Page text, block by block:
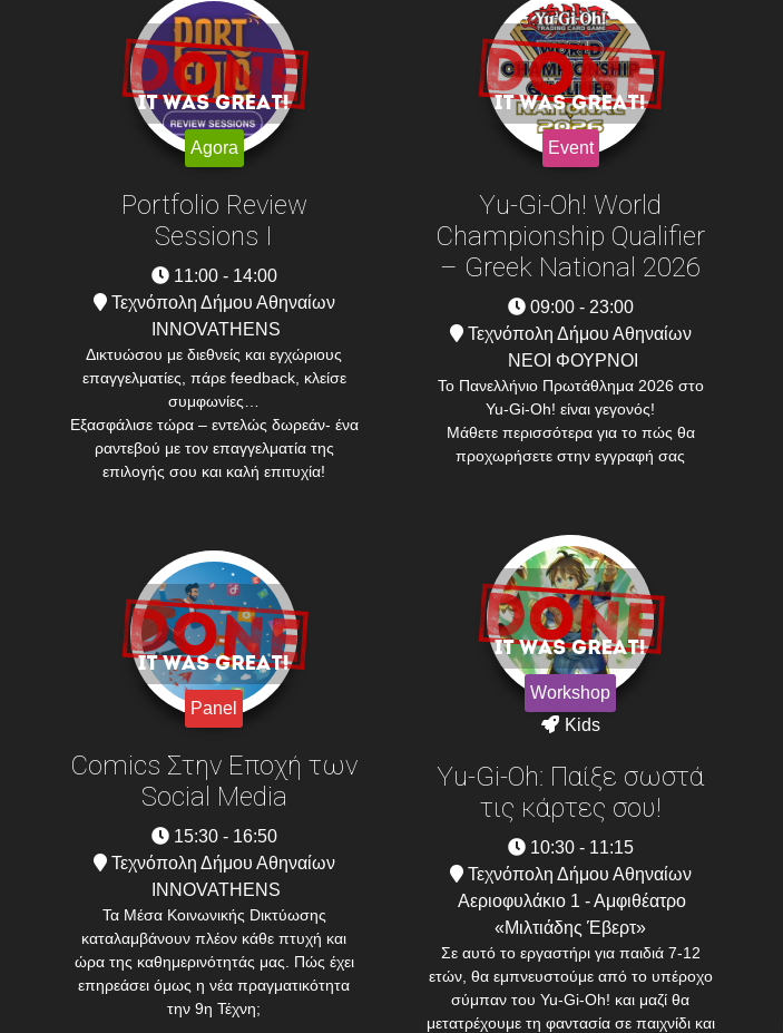
Agora
Portfolio Review
Sessions I
11:00 - 14:00
Τεχνόπολη Δήμου Αθηναίων
INNOVATHENS
Δικτυώσου με διεθνείς και εγχώριους
επαγγελματίες, πάρε feedback, κλείσε
συμφωνίες…
Εξασφάλισε τώρα – εντελώς δωρεάν- ένα
ραντεβού με τον επαγγελματία της
επιλογής σου και καλή επιτυχία!
Panel
Comics Στην Εποχή των
Social Media
15:30 - 16:50
Τεχνόπολη Δήμου Αθηναίων
INNOVATHENS
Τα Mέσα Kοινωνικής Dικτύωσης
καταλαμβάνουν πλέον κάθε πτυχή και
ώρα της καθημερινότητάς μας. Πώς έχει
επηρεάσει όμως η νέα πραγματικότητα
την 9η Τέχνη;
Event
Yu-Gi-Oh! World
Championship Qualifier
– Greek National 2026
09:00 - 23:00
Τεχνόπολη Δήμου Αθηναίων
ΝΕΟΙ ΦΟΥΡΝΟΙ
To Πανελλήνιο Πρωτάθλημα 2026 στο
Yu-Gi-Oh! είναι γεγονός!
Μάθετε περισσότερα για το πώς θα
προχωρήσετε στην εγγραφή σας
Workshop
Kids
Yu-Gi-Oh: Παίξε σωστά
τις κάρτες σου!
10:30 - 11:15
Τεχνόπολη Δήμου Αθηναίων
Αεριοφυλάκιο 1 - Αμφιθέατρο
«Μιλτιάδης Έβερτ»
Σε αυτό το εργαστήρι για παιδιά 7-12
ετών, θα εμπνευστούμε από το υπέροχο
σύμπαν του Yu-Gi-Oh! και μαζί θα
μετατρέχουμε τη φαντασία σε παιχνίδι και